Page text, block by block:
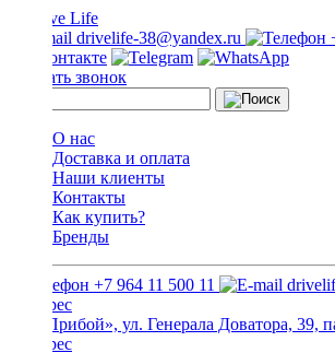
drivelife-38@yandex.ru
Заказать звонок
О нас
Доставка и оплата
Наши клиенты
Контакты
Как купить?
Бренды
+7 964 11 500 11
ТЦ «Прибой», ул. Генерала Доватора, 39,